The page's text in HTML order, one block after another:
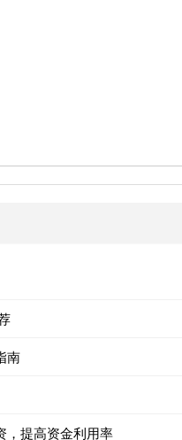
南
，提高资金利用率